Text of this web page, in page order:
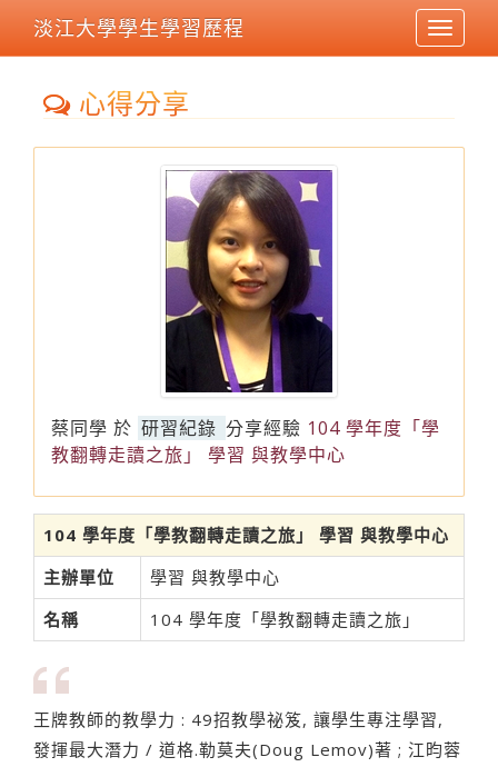
Toggle
淡江大學學生學習歷程
心得分享
蔡同學 於 研習紀錄 分享經驗 104 學年度「學
教翻轉走讀之旅」 學習 與教學中心
104 學年度「學教翻轉走讀之旅」 學習 與教學中心
主辦單位
學習 與教學中心
名稱
104 學年度「學教翻轉走讀之旅」
王牌教師的教學力 : 49招教學祕笈, 讓學生專注學習,
發揮最大潛力 / 道格.勒莫夫(Doug Lemov)著 ; 江昀蓉